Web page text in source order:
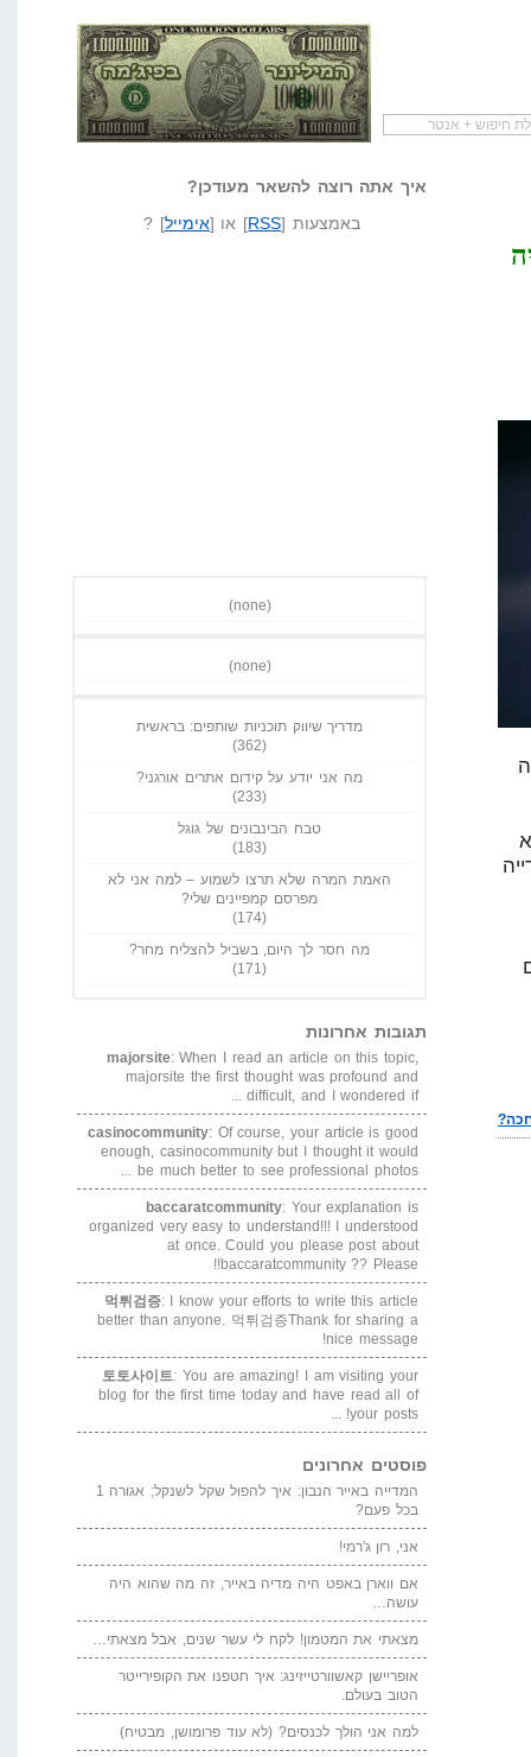
שאל שאלה המיליונר בפיג'מה שיווק שותפיםאיך אתה רוצה להשאר מעודכן?
באמצעות [RSS] או [אימייל] ?
(none)
(none)
מדריך שיווק תוכניות שותפים: בראשית
(362)
מה אני יודע על קידום אתרים אורגני?
(233)
טבח הבינבונים של גוגל
(183)
האמת המרה שלא תרצו לשמוע – למה אני לא
מפרסם קמפיינים שלי?
(174)
מה חסר לך היום, בשביל להצליח מחר?
(171)
תגובות אחרונות
majorsite: When I read an article on this topic,
majorsite the first thought was profound and
difficult, and I wondered if ...
casinocommunity: Of course, your article is good
enough, casinocommunity but I thought it would
be much better to see professional photos ...
baccaratcommunity: Your explanation is
organized very easy to understand!!! I understood
at once. Could you please post about
baccaratcommunity ?? Please!!
먹튀검증: I know your efforts to write this article
better than anyone. 먹튀검증Thank for sharing a
nice message!
토토사이트: You are amazing! I am visiting your
blog for the first time today and have read all of
your posts! ...
פוסטים אחרונים
המדייה באייר הנבון: איך להפול שקל לשנקל; אגורה 1
בכל פעם?
אני, רון ג'רמי!
אם ווארן באפט היה מדיה באייר, זה מה שהוא היה
עושה…
מצאתי את המטמון! לקח לי עשר שנים, אבל מצאתי…
אופריישן קאשוורטייזינג: איך חטפנו את הקופירייטר
הטוב בעולם.
למה אני הולך לכנסים? (לא עוד פרומושן, מבטיח)